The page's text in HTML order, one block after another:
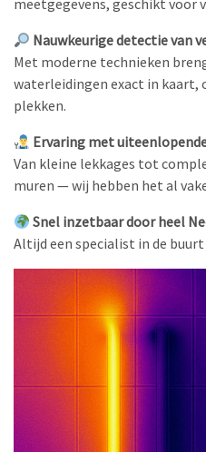
meetgegevens, geschikt voor
Nauwkeurige detectie van
Met moderne technieken
waterleidingen exact in kaart,
plekken.
Ervaring met
Van kleine lekkages tot
muren — wij hebben het al
Snel inzetbaar door heel
Altijd een specialist in de